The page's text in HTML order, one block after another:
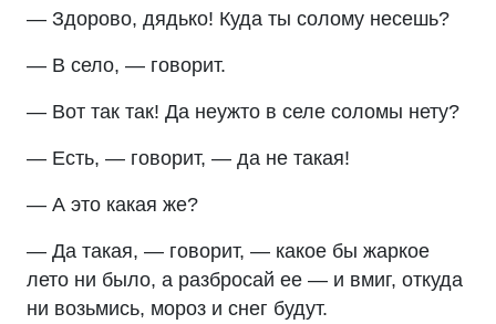
— Здорово, дядько! Куда ты солому несешь?
— В село, — говорит.
— Вот так так! Да неужто в селе соломы нету?
— Есть, — говорит, — да не такая!
— А это какая же?
— Да такая, — говорит, — какое бы жаркое
лето ни было, а разбросай ее — и вмиг, откуда
ни возьмись, мороз и снег будут.